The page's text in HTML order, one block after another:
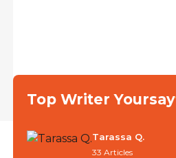
Top Writer Yoursay
Tarassa Q.
33 Articles